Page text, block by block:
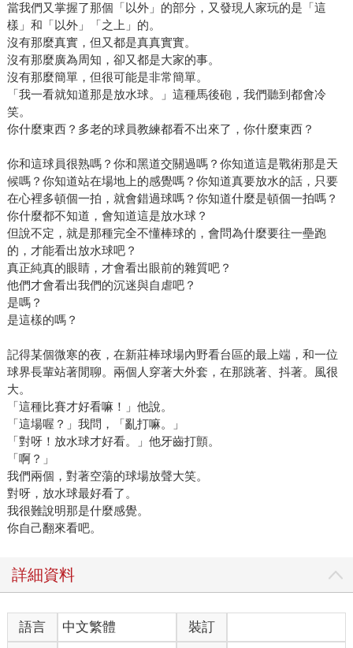
當我們又掌握了那個「以外」的部分，又發現人家玩的是「這
樣」和「以外」「之上」的。
沒有那麼真實，但又都是真真實實。
沒有那麼廣為周知，卻又都是大家的事。
沒有那麼簡單，但很可能是非常簡單。
「我一看就知道那是放水球。」這種馬後砲，我們聽到都會冷
笑。
你什麼東西？多老的球員教練都看不出來了，你什麼東西？
你和這球員很熟嗎？你和黑道交關過嗎？你知道這是戰術那是天
候嗎？你知道站在場地上的感覺嗎？你知道真要放水的話，只要
在心裡多頓個一拍，就會錯過球嗎？你知道什麼是頓個一拍嗎？
你什麼都不知道，會知道這是放水球？
但說不定，就是那種完全不懂棒球的，會問為什麼要往一壘跑
的，才能看出放水球吧？
真正純真的眼睛，才會看出眼前的雜質吧？
他們才會看出我們的沉迷與自虐吧？
是嗎？
是這樣的嗎？
記得某個微寒的夜，在新莊棒球場內野看台區的最上端，和一位
球界長輩站著閒聊。兩個人穿著大外套，在那跳著、抖著。風很
大。
「這種比賽才好看嘛！」他說。
「這場喔？」我問，「亂打嘛。」
「對呀！放水球才好看。」他牙齒打顫。
「啊？」
我們兩個，對著空蕩的球場放聲大笑。
對呀，放水球最好看了。
我很難說明那是什麼感覺。
你自己翻來看吧。
詳細資料
語言 中文繁體
裝訂